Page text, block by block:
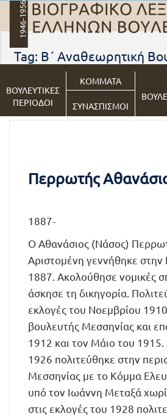
ΒΟΥΛΕΥΤΙΚΕΣ
ΠΕΡΙΟΔΟΙ
ΚΟΜΜΑΤΑ
ΣΥΝΑΣΠΙΣΜΟΙ
Tag: Β΄ Αναθεωρητική
20/12/
Περρωτής
1887-
Ο Αθανάσιος (Νάσος)
Αριστομένη γεννήθηκε
1887. Ακολούθησε νομικές
άσκησε τη δικηγορία.
εκλογές του Νοεμβρίου
βουλευτής Μεσσηνίας και
1912 και τον Μάιο του 1915.
1926 πολιτεύθηκε στην
Μεσσηνίας με το Κόμμα
υπό τον Ιωάννη Μεταξά
στις εκλογές του 1928